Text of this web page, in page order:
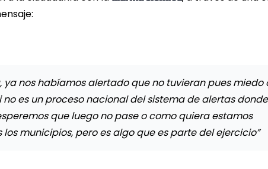
ya nos habíamos alertado que no tuvieran pues miedo
es un proceso nacional del sistema de alertas donde
que luego no pase o como quiera estamos
municipios, pero es algo que es parte del ejercicio”